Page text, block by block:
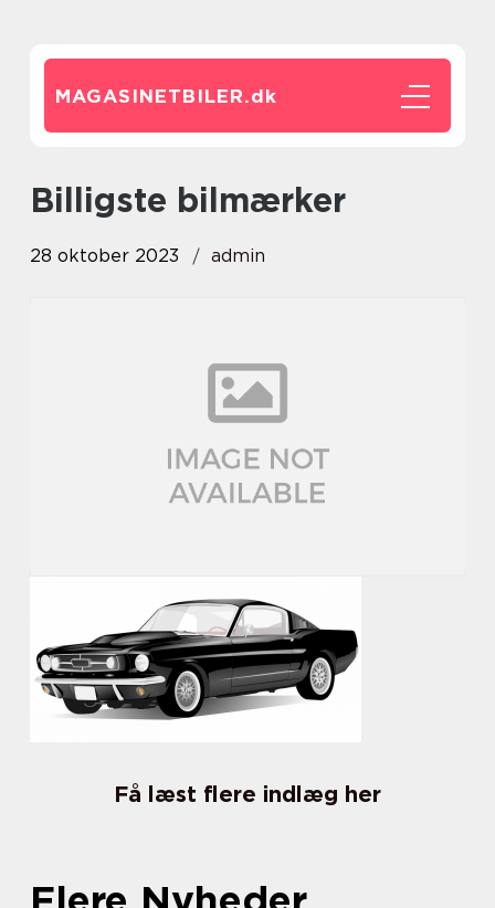
MAGASINETBILER.dk
billigste bilmærker
28 oktober 2023 admin
Få læst flere indlæg her